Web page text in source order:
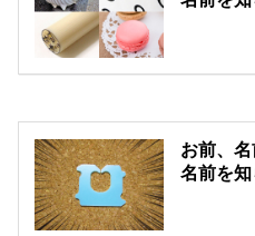
お前、
名前を